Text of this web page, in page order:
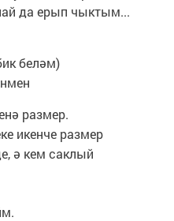
да ерып чыктым...
беләм)
размер.
икенче размер
ә кем саклый